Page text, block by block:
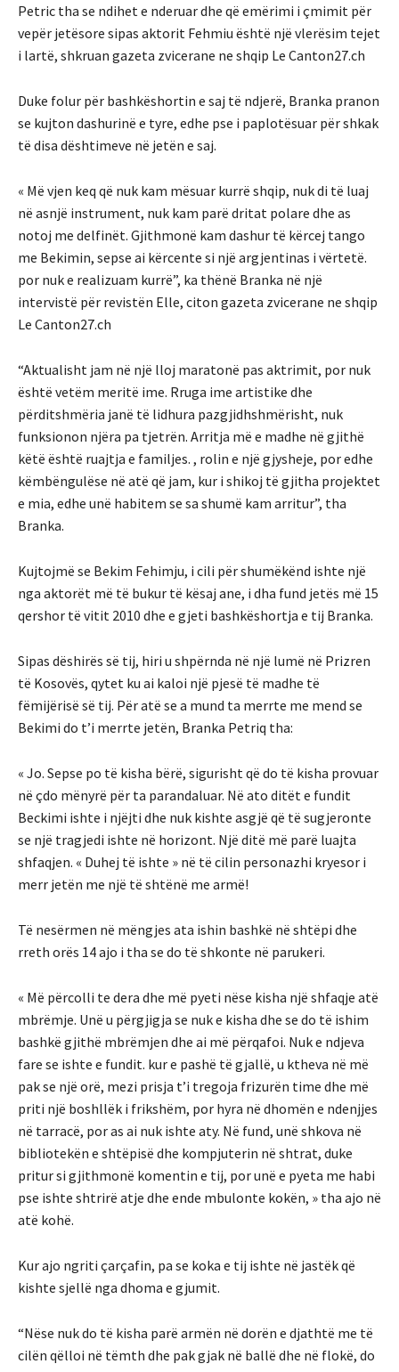
Petric tha se ndihet e nderuar dhe që emërimi i çmimit për
vepër jetësore sipas aktorit Fehmiu është një vlerësim tejet
i lartë, shkruan gazeta zvicerane ne shqip Le Canton27.ch
Duke folur për bashkëshortin e saj të ndjerë, Branka pranon
se kujton dashurinë e tyre, edhe pse i paplotësuar për shkak
të disa dështimeve në jetën e saj.
« Më vjen keq që nuk kam mësuar kurrë shqip, nuk di të luaj
në asnjë instrument, nuk kam parë dritat polare dhe as
notoj me delfinët. Gjithmonë kam dashur të kërcej tango
me Bekimin, sepse ai kërcente si një argjentinas i vërtetë.
por nuk e realizuam kurrë”, ka thënë Branka në një
intervistë për revistën Elle, citon gazeta zvicerane ne shqip
Le Canton27.ch
“Aktualisht jam në një lloj maratonë pas aktrimit, por nuk
është vetëm meritë ime. Rruga ime artistike dhe
përditshmëria janë të lidhura pazgjidhshmërisht, nuk
funksionon njëra pa tjetrën. Arritja më e madhe në gjithë
këtë është ruajtja e familjes. , rolin e një gjysheje, por edhe
këmbëngulëse në atë që jam, kur i shikoj të gjitha projektet
e mia, edhe unë habitem se sa shumë kam arritur”, tha
Branka.
Kujtojmë se Bekim Fehimju, i cili për shumëkënd ishte një
nga aktorët më të bukur të kësaj ane, i dha fund jetës më 15
qershor të vitit 2010 dhe e gjeti bashkëshortja e tij Branka.
Sipas dëshirës së tij, hiri u shpërnda në një lumë në Prizren
të Kosovës, qytet ku ai kaloi një pjesë të madhe të
fëmijërisë së tij. Për atë se a mund ta merrte me mend se
Bekimi do t’i merrte jetën, Branka Petriq tha:
« Jo. Sepse po të kisha bërë, sigurisht që do të kisha provuar
në çdo mënyrë për ta parandaluar. Në ato ditët e fundit
Beckimi ishte i njëjti dhe nuk kishte asgjë që të sugjeronte
se një tragjedi ishte në horizont. Një ditë më parë luajta
shfaqjen. « Duhej të ishte » në të cilin personazhi kryesor i
merr jetën me një të shtënë me armë!
Të nesërmen në mëngjes ata ishin bashkë në shtëpi dhe
rreth orës 14 ajo i tha se do të shkonte në parukeri.
« Më përcolli te dera dhe më pyeti nëse kisha një shfaqje atë
mbrëmje. Unë u përgjigja se nuk e kisha dhe se do të ishim
bashkë gjithë mbrëmjen dhe ai më përqafoi. Nuk e ndjeva
fare se ishte e fundit. kur e pashë të gjallë, u ktheva në më
pak se një orë, mezi prisja t’i tregoja frizurën time dhe më
priti një boshllëk i frikshëm, por hyra në dhomën e ndenjjes
në tarracë, por as ai nuk ishte aty. Në fund, unë shkova në
bibliotekën e shtëpisë dhe kompjuterin në shtrat, duke
pritur si gjithmonë komentin e tij, por unë e pyeta me habi
pse ishte shtrirë atje dhe ende mbulonte kokën, » tha ajo në
atë kohë.
Kur ajo ngriti çarçafin, pa se koka e tij ishte në jastëk që
kishte sjellë nga dhoma e gjumit.
“Nëse nuk do të kisha parë armën në dorën e djathtë me të
cilën qëlloi në tëmth dhe pak gjak në ballë dhe në flokë, do